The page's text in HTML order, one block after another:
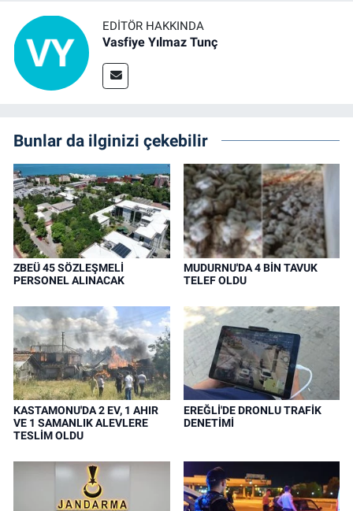
EDITÖR HAKKINDA
Vasfiye Yılmaz Tunç
Bunlar da ilginizi çekebilir
ZBEÜ 45 SÖZLEŞMELİ
PERSONEL ALINACAK
MUDURNU'DA 4 BİN TAVUK
TELEF OLDU
KASTAMONU'DA 2 EV, 1 AHIR
VE 1 SAMANLIK ALEVLERE
TESLİM OLDU
EREĞLİ'DE DRONLU TRAFİK
DENETİMİ